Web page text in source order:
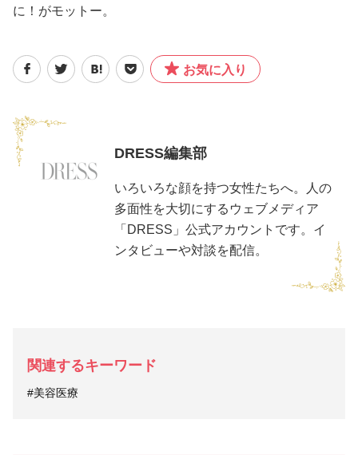
に！がモットー。
お気に入り
DRESS編集部
いろいろな顔を持つ女性たちへ。人の
多面性を大切にするウェブメディア
「DRESS」公式アカウントです。イ
ンタビューや対談を配信。
関連するキーワード
#美容医療